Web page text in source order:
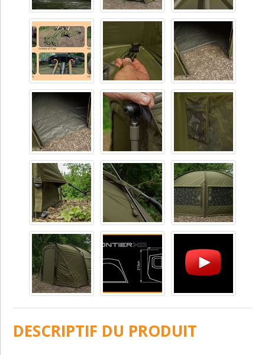
DESCRIPTIF DU PRODUIT